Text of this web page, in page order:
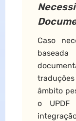
Caso
âmbito
o UPDF